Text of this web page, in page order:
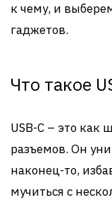
к чему, и
гаджетов.
Что такое
USB-C – это как
разъемов. Он
наконец-то,
мучиться с